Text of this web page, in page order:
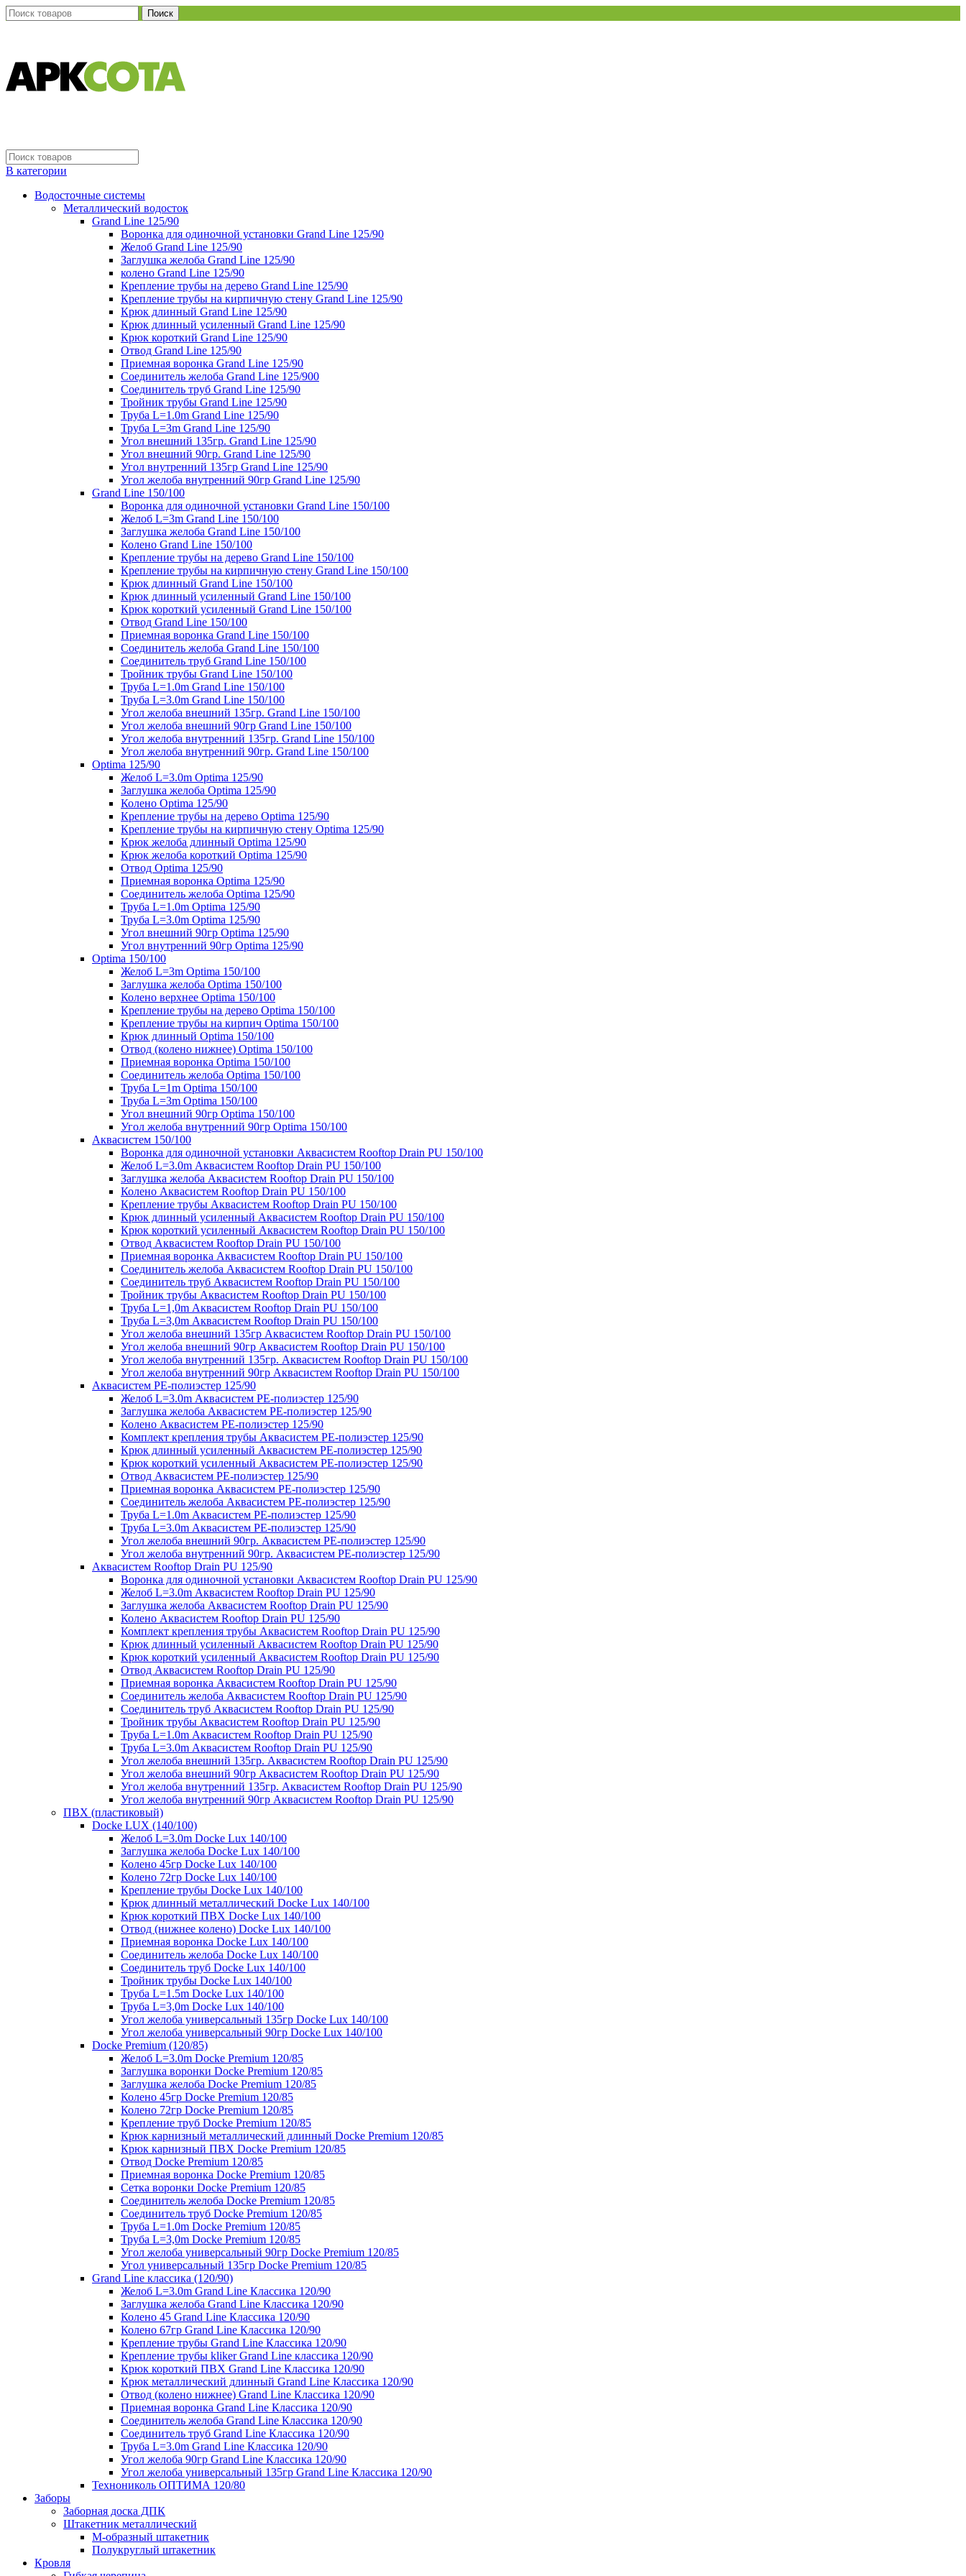
Поиск
В категории
Водосточные системы
Металлический водосток
Grand Line 125/90
Воронка для одиночной установки Grand Line 125/90
Желоб Grand Line 125/90
Заглушка желоба Grand Line 125/90
колено Grand Line 125/90
Крепление трубы на дерево Grand Line 125/90
Крепление трубы на кирпичную стену Grand Line 125/90
Крюк длинный Grand Line 125/90
Крюк длинный усиленный Grand Line 125/90
Крюк короткий Grand Line 125/90
Отвод Grand Line 125/90
Приемная воронка Grand Line 125/90
Соединитель желоба Grand Line 125/900
Соединитель труб Grand Line 125/90
Тройник трубы Grand Line 125/90
Труба L=1.0m Grand Line 125/90
Труба L=3m Grand Line 125/90
Угол внешний 135гр. Grand Line 125/90
Угол внешний 90гр. Grand Line 125/90
Угол внутренний 135гр Grand Line 125/90
Угол желоба внутренний 90гр Grand Line 125/90
Grand Line 150/100
Воронка для одиночной установки Grand Line 150/100
Желоб L=3m Grand Line 150/100
Заглушка желоба Grand Line 150/100
Колено Grand Line 150/100
Крепление трубы на дерево Grand Line 150/100
Крепление трубы на кирпичную стену Grand Line 150/100
Крюк длинный Grand Line 150/100
Крюк длинный усиленный Grand Line 150/100
Крюк короткий усиленный Grand Line 150/100
Отвод Grand Line 150/100
Приемная воронка Grand Line 150/100
Соединитель желоба Grand Line 150/100
Соединитель труб Grand Line 150/100
Тройник трубы Grand Line 150/100
Труба L=1.0m Grand Line 150/100
Труба L=3.0m Grand Line 150/100
Угол желоба внешний 135гр. Grand Line 150/100
Угол желоба внешний 90гр Grand Line 150/100
Угол желоба внутренний 135гр. Grand Line 150/100
Угол желоба внутренний 90гр. Grand Line 150/100
Optima 125/90
Желоб L=3.0m Optima 125/90
Заглушка желоба Optima 125/90
Колено Optima 125/90
Крепление трубы на дерево Optima 125/90
Крепление трубы на кирпичную стену Optima 125/90
Крюк желоба длинный Optima 125/90
Крюк желоба короткий Optima 125/90
Отвод Optima 125/90
Приемная воронка Optima 125/90
Соединитель желоба Optima 125/90
Труба L=1.0m Optima 125/90
Труба L=3.0m Optima 125/90
Угол внешний 90гр Optima 125/90
Угол внутренний 90гр Optima 125/90
Optima 150/100
Желоб L=3m Optima 150/100
Заглушка желоба Optima 150/100
Колено верхнее Optima 150/100
Крепление трубы на дерево Optima 150/100
Крепление трубы на кирпич Optima 150/100
Крюк длинный Optima 150/100
Отвод (колено нижнее) Optima 150/100
Приемная воронка Optima 150/100
Соединитель желоба Optima 150/100
Труба L=1m Optima 150/100
Труба L=3m Optima 150/100
Угол внешний 90гр Optima 150/100
Угол желоба внутренний 90гр Optima 150/100
Аквасистем 150/100
Воронка для одиночной установки Аквасистем Rooftop Drain PU 150/100
Желоб L=3.0m Аквасистем Rooftop Drain PU 150/100
Заглушка желоба Аквасистем Rooftop Drain PU 150/100
Колено Аквасистем Rooftop Drain PU 150/100
Крепление трубы Аквасистем Rooftop Drain PU 150/100
Крюк длинный усиленный Аквасистем Rooftop Drain PU 150/100
Крюк короткий усиленный Аквасистем Rooftop Drain PU 150/100
Отвод Аквасистем Rooftop Drain PU 150/100
Приемная воронка Аквасистем Rooftop Drain PU 150/100
Соединитель желоба Аквасистем Rooftop Drain PU 150/100
Соединитель труб Аквасистем Rooftop Drain PU 150/100
Тройник трубы Аквасистем Rooftop Drain PU 150/100
Труба L=1,0m Аквасистем Rooftop Drain PU 150/100
Труба L=3,0m Аквасистем Rooftop Drain PU 150/100
Угол желоба внешний 135гр Аквасистем Rooftop Drain PU 150/100
Угол желоба внешний 90гр Аквасистем Rooftop Drain PU 150/100
Угол желоба внутренний 135гр. Аквасистем Rooftop Drain PU 150/100
Угол желоба внутренний 90гр Аквасистем Rooftop Drain PU 150/100
Аквасистем PE-полиэстер 125/90
Желоб L=3.0m Аквасистем PE-полиэстер 125/90
Заглушка желоба Аквасистем PE-полиэстер 125/90
Колено Аквасистем PE-полиэстер 125/90
Комплект крепления трубы Аквасистем PE-полиэстер 125/90
Крюк длинный усиленный Аквасистем PE-полиэстер 125/90
Крюк короткий усиленный Аквасистем PE-полиэстер 125/90
Отвод Аквасистем РЕ-полиэстер 125/90
Приемная воронка Аквасистем PE-полиэстер 125/90
Соединитель желоба Аквасистем PE-полиэстер 125/90
Труба L=1.0m Аквасистем PE-полиэстер 125/90
Труба L=3.0m Аквасистем PE-полиэстер 125/90
Угол желоба внешний 90гр. Аквасистем PE-полиэстер 125/90
Угол желоба внутренний 90гр. Аквасистем PE-полиэстер 125/90
Аквасистем Rooftop Drain PU 125/90
Воронка для одиночной установки Аквасистем Rooftop Drain PU 125/90
Желоб L=3.0m Аквасистем Rooftop Drain PU 125/90
Заглушка желоба Аквасистем Rooftop Drain PU 125/90
Колено Аквасистем Rooftop Drain PU 125/90
Комплект крепления трубы Аквасистем Rooftop Drain PU 125/90
Крюк длинный усиленный Аквасистем Rooftop Drain PU 125/90
Крюк короткий усиленный Аквасистем Rooftop Drain PU 125/90
Отвод Аквасистем Rooftop Drain PU 125/90
Приемная воронка Аквасистем Rooftop Drain PU 125/90
Соединитель желоба Аквасистем Rooftop Drain PU 125/90
Соединитель труб Аквасистем Rooftop Drain PU 125/90
Тройник трубы Аквасистем Rooftop Drain PU 125/90
Труба L=1.0m Аквасистем Rooftop Drain PU 125/90
Труба L=3.0m Аквасистем Rooftop Drain PU 125/90
Угол желоба внешний 135гр. Аквасистем Rooftop Drain PU 125/90
Угол желоба внешний 90гр Аквасистем Rooftop Drain PU 125/90
Угол желоба внутренний 135гр. Аквасистем Rooftop Drain PU 125/90
Угол желоба внутренний 90гр Аквасистем Rooftop Drain PU 125/90
ПВХ (пластиковый)
Docke LUX (140/100)
Желоб L=3.0m Docke Lux 140/100
Заглушка желоба Docke Lux 140/100
Колено 45гр Docke Lux 140/100
Колено 72гр Docke Lux 140/100
Крепление трубы Docke Lux 140/100
Крюк длинный металлический Docke Lux 140/100
Крюк короткий ПВХ Docke Lux 140/100
Отвод (нижнее колено) Docke Lux 140/100
Приемная воронка Docke Lux 140/100
Соединитель желоба Docke Lux 140/100
Соединитель труб Docke Lux 140/100
Тройник трубы Docke Lux 140/100
Труба L=1.5m Docke Lux 140/100
Труба L=3,0m Docke Lux 140/100
Угол желоба универсальный 135гр Docke Lux 140/100
Угол желоба универсальный 90гр Docke Lux 140/100
Docke Premium (120/85)
Желоб L=3.0m Docke Premium 120/85
Заглушка воронки Docke Premium 120/85
Заглушка желоба Docke Premium 120/85
Колено 45гр Docke Premium 120/85
Колено 72гр Docke Premium 120/85
Крепление труб Docke Premium 120/85
Крюк карнизный металлический длинный Docke Premium 120/85
Крюк карнизный ПВХ Docke Premium 120/85
Отвод Docke Premium 120/85
Приемная воронка Docke Premium 120/85
Сетка воронки Docke Premium 120/85
Соединитель желоба Docke Premium 120/85
Соединитель труб Docke Premium 120/85
Труба L=1.0m Docke Premium 120/85
Труба L=3,0m Docke Premium 120/85
Угол желоба универсальный 90гр Docke Premium 120/85
Угол универсальный 135гр Docke Premium 120/85
Grand Line классика (120/90)
Желоб L=3.0m Grand Line Классика 120/90
Заглушка желоба Grand Line Классика 120/90
Колено 45 Grand Line Классика 120/90
Колено 67гр Grand Line Классика 120/90
Крепление трубы Grand Line Классика 120/90
Крепление трубы kliker Grand Line классика 120/90
Крюк короткий ПВХ Grand Line Классика 120/90
Крюк металлический длинный Grand Line Классика 120/90
Отвод (колено нижнее) Grand Line Классика 120/90
Приемная воронка Grand Line Классика 120/90
Соединитель желоба Grand Line Классика 120/90
Соединитель труб Grand Line Классика 120/90
Труба L=3.0m Grand Line Классика 120/90
Угол желоба 90гр Grand Line Классика 120/90
Угол желоба универсальный 135гр Grand Line Классика 120/90
Технониколь ОПТИМА 120/80
Заборы
Заборная доска ДПК
Штакетник металлический
М-образный штакетник
Полукруглый штакетник
Кровля